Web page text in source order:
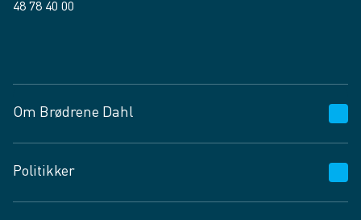
48 78 40 00
Om Brødrene Dahl
Vagttelefon 30 10 89 89
Spørgsmål og svar
Politikker